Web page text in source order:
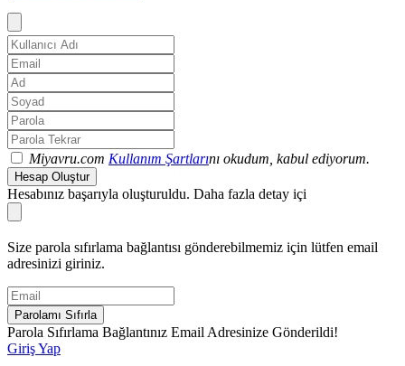
Miyavru.com Kullanım Şartlarını okudum, kabul ediyorum.
Hesap Oluştur
Hesabınız başarıyla oluşturuldu. Daha fazla detay içi
Size parola sıfırlama bağlantısı gönderebilmemiz için lütfen email
adresinizi giriniz.
Parolamı Sıfırla
Parola Sıfırlama Bağlantınız Email Adresinize Gönderildi!
Giriş Yap